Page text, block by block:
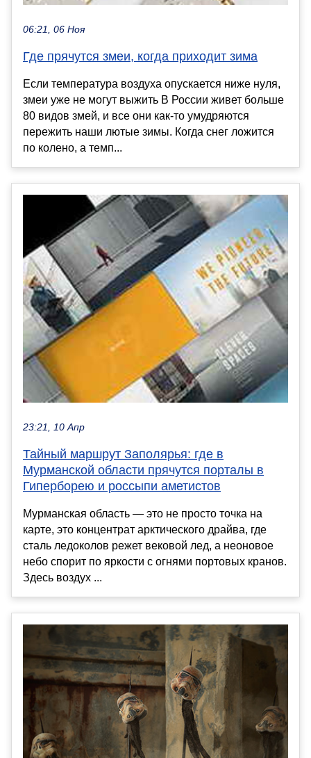
06:21, 06 Ноя
Где прячутся змеи, когда приходит зима
Если температура воздуха опускается ниже нуля,
змеи уже не могут выжить В России живет больше
80 видов змей, и все они как-то умудряются
пережить наши лютые зимы. Когда снег ложится
по колено, а темп...
23:21, 10 Апр
Тайный маршрут Заполярья: где в
Мурманской области прячутся порталы в
Гиперборею и россыпи аметистов
Мурманская область — это не просто точка на
карте, это концентрат арктического драйва, где
сталь ледоколов режет вековой лед, а неоновое
небо спорит по яркости с огнями портовых кранов.
Здесь воздух ...